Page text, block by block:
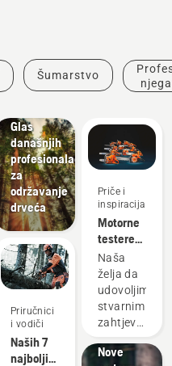
Šumarstvo
inspiracija
Husqvarna
razgovori
Glas
današnjih
profesionalaca
za
održavanje
drveća
Priručnici
i vodiči
Naših 7
najboljih
Priče i
inspiracija
Motorne
testere
Husqvarna
- pokreću
naši
korisnici
od 1959.
Naša
želja da
udovoljimo
stvarnim
zahtjevima
stručnjaka
Proizvodi
Nove